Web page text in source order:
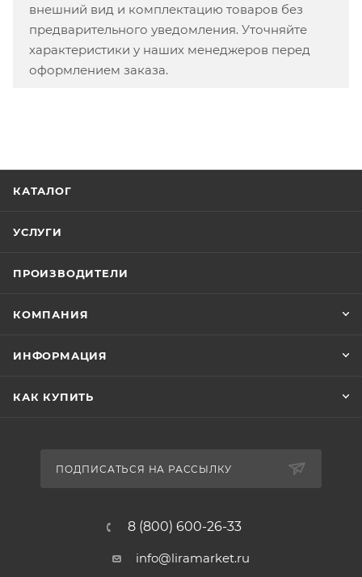
внешний вид и комплектацию товаров без
предварительного уведомления. Уточняйте
характеристики у наших менеджеров перед
оформлением заказа.
КАТАЛОГ
УСЛУГИ
ПРОИЗВОДИТЕЛИ
КОМПАНИЯ
ИНФОРМАЦИЯ
КАК КУПИТЬ
ПОДПИСАТЬСЯ НА РАССЫЛКУ
8 (800) 600-26-33
info@liramarket.ru